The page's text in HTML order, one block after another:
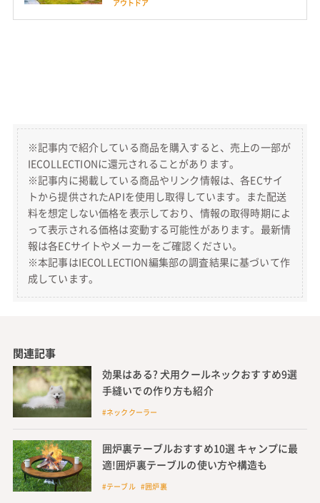
アウトドア
※記事内で紹介している商品を購入すると、売上の一部が
IECOLLECTIONに還元されることがあります。
※記事内に掲載している商品やリンク情報は、各ECサイ
トから提供されたAPIを使用し取得しています。また配送
料を想定しない価格を表示しており、情報の取得時期によ
って表示される価格は変動する可能性があります。最新情
報は各ECサイトやメーカーをご確認ください。
※本記事はIECOLLECTION編集部の調査結果に基づいて作
成しています。
関連記事
効果はある? 犬用クールネックおすすめ9選
手縫いでの作り方も紹介
#ネッククーラー
囲炉裏テーブルおすすめ10選 キャンプに最
適!囲炉裏テーブルの使い方や構造も
#テーブル #囲炉裏